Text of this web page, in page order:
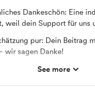
Dankeschön: Eine
weil dein Support für uns
pur: Dein Beitrag
wir sagen Danke!
Unterstützung zählt: Ohne
See more